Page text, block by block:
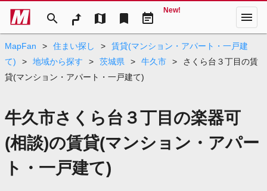
search map bookmark event_note
New! menu
MapFan > 住まい探し >
賃貸(マンション・アパート・一戸建
て)
> 地域から探す > 茨城県 > 牛久市 >
さくら台３丁目の賃
貸(マンション・アパート・一戸建て)
牛久市さくら台３丁目の楽器可
(相談)の賃貸(マンション・アパー
ト・一戸建て)